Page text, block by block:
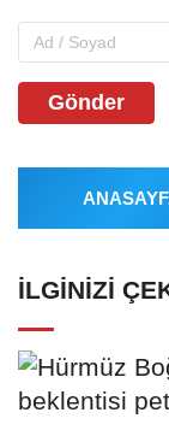
Gönder
İLGINIZI